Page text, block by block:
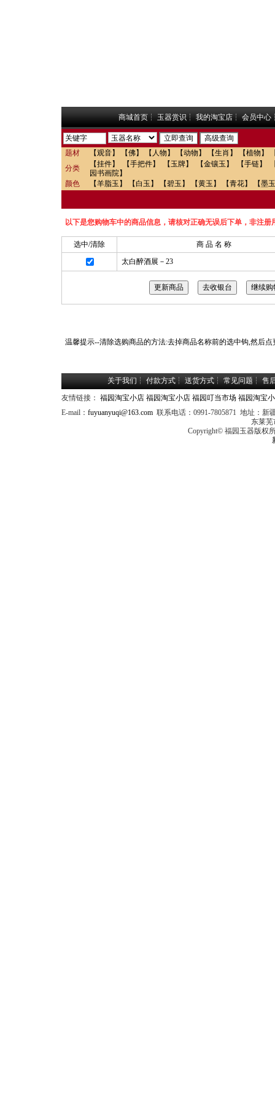
商城首页 ┆ 玉器赏识 ┆ 我的淘宝店 ┆ 会员中心
题材 【观音】 【佛】 【人物】 【动物】 【生肖】 【植物】
分类
【挂件】 【手把件】 【玉牌】 【金镶玉】 【手链】
园书画院】
颜色
【羊脂玉】 【白玉】 【碧玉】 【黄玉】 【青花】 【墨
以下是您购物车中的商品信息，请核对正确无误后下单，非注
选中/清除
商 品 名 称
太白醉酒展－23
温馨提示--清除选购商品的方法:去掉商品名称前的选中钩,然后
关于我们 ┆ 付款方式 ┆ 送货方式 ┆ 常见问题 ┆
售
友情链接： 福园淘宝小店 福园淘宝小店 福园叮当市场 福园淘宝
E-mail： fuyuanyuqi@163.com 联系电话：0991-7805871 地址：
东莱
Copyright© 福园玉器版